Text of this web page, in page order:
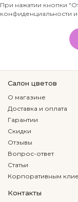
Телефон
*
При нажатии кнопки
конфиденциальности
Салон цветов
О магазине
Доставка и оплата
Гарантии
Скидки
Отзывы
Вопрос-ответ
Статьи
Корпоративным
Контакты